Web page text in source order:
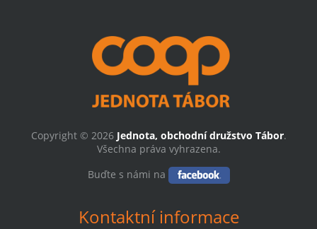
Copyright © 2026 Jednota, obchodní družstvo Tábor.
Všechna práva vyhrazena.
Buďte s námi na
Kontaktní informace